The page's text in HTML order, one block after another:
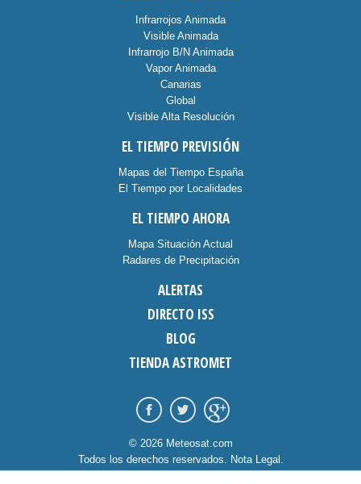
Infrarrojos Animada
Visible Animada
Infrarrojo B/N Animada
Vapor Animada
Canarias
Global
Visible Alta Resolución
EL TIEMPO PREVISIÓN
Mapas del Tiempo España
El Tiempo por Localidades
EL TIEMPO AHORA
Mapa Situación Actual
Radares de Precipitación
ALERTAS
DIRECTO ISS
BLOG
TIENDA ASTROMET
© 2026 Meteosat.com
Todos los derechos reservados. Nota Legal .